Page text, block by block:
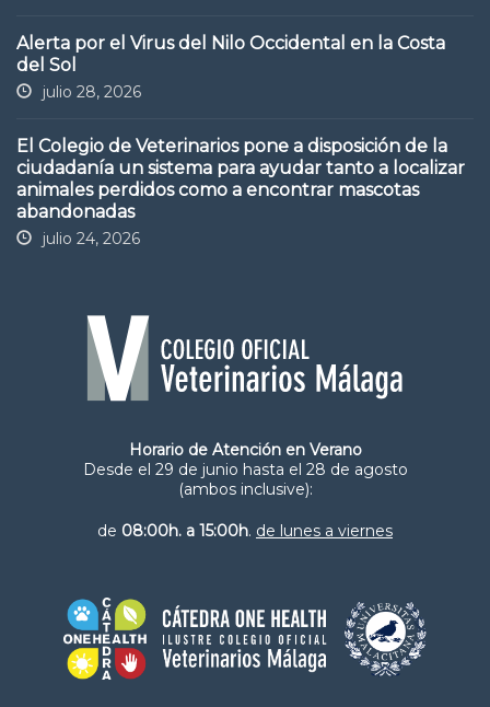
Alerta por el Virus del Nilo Occidental en la Costa
del Sol
julio 28, 2026
El Colegio de Veterinarios pone a disposición de la
ciudadanía un sistema para ayudar tanto a localizar
animales perdidos como a encontrar mascotas
abandonadas
julio 24, 2026
Horario de Atención en Verano
Desde el 29 de junio hasta el 28 de agosto
(ambos inclusive):
de 08:00h. a 15:00h. de lunes a viernes